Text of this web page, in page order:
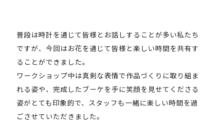
普段は時計を通じて皆様とお話しすることが多い私たち
ですが、今回はお花を通じて皆様と楽しい時間を共有す
ることができました。
ワークショップ中は真剣な表情で作品づくりに取り組ま
れる姿や、完成したブーケを手に笑顔を見せてくださる
姿がとても印象的で、スタッフも一緒に楽しい時間を過
ごさせていただきました。